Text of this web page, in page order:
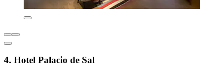
4. Hotel Palacio de Sal